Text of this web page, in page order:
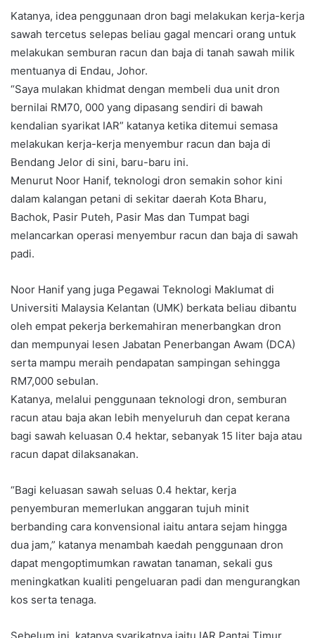
Katanya, idea penggunaan dron bagi melakukan kerja-kerja
sawah tercetus selepas beliau gagal mencari orang untuk
melakukan semburan racun dan baja di tanah sawah milik
mentuanya di Endau, Johor.
“Saya mulakan khidmat dengan membeli dua unit dron
bernilai RM70, 000 yang dipasang sendiri di bawah
kendalian syarikat IAR” katanya ketika ditemui semasa
melakukan kerja-kerja menyembur racun dan baja di
Bendang Jelor di sini, baru-baru ini.
Menurut Noor Hanif, teknologi dron semakin sohor kini
dalam kalangan petani di sekitar daerah Kota Bharu,
Bachok, Pasir Puteh, Pasir Mas dan Tumpat bagi
melancarkan operasi menyembur racun dan baja di sawah
padi.
Noor Hanif yang juga Pegawai Teknologi Maklumat di
Universiti Malaysia Kelantan (UMK) berkata beliau dibantu
oleh empat pekerja berkemahiran menerbangkan dron
dan mempunyai lesen Jabatan Penerbangan Awam (DCA)
serta mampu meraih pendapatan sampingan sehingga
RM7,000 sebulan.
Katanya, melalui penggunaan teknologi dron, semburan
racun atau baja akan lebih menyeluruh dan cepat kerana
bagi sawah keluasan 0.4 hektar, sebanyak 15 liter baja atau
racun dapat dilaksanakan.
“Bagi keluasan sawah seluas 0.4 hektar, kerja
penyemburan memerlukan anggaran tujuh minit
berbanding cara konvensional iaitu antara sejam hingga
dua jam,” katanya menambah kaedah penggunaan dron
dapat mengoptimumkan rawatan tanaman, sekali gus
meningkatkan kualiti pengeluaran padi dan mengurangkan
kos serta tenaga.